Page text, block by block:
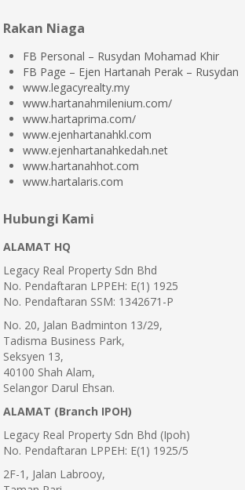
Rakan Niaga
FB Personal – Rusydan Mohamad Khir
FB Page – Ejen Hartanah Perak – Rusydan
www.legacyrealty.my
www.hartanahmilenium.com/
www.hartaprima.com/
www.ejenhartanahkl.com
www.ejenhartanahkedah.net
www.hartanahhot.com
www.hartalaris.com
Hubungi Kami
ALAMAT HQ
Legacy Real Property Sdn Bhd
No. Pendaftaran LPPEH: E(1) 1925
No. Pendaftaran SSM: 1342671-P
No. 20, Jalan Badminton 13/29,
Tadisma Business Park,
Seksyen 13,
40100 Shah Alam,
Selangor Darul Ehsan.
ALAMAT (Branch IPOH)
Legacy Real Property Sdn Bhd (Ipoh)
No. Pendaftaran LPPEH: E(1) 1925/5
2F-1, Jalan Labrooy,